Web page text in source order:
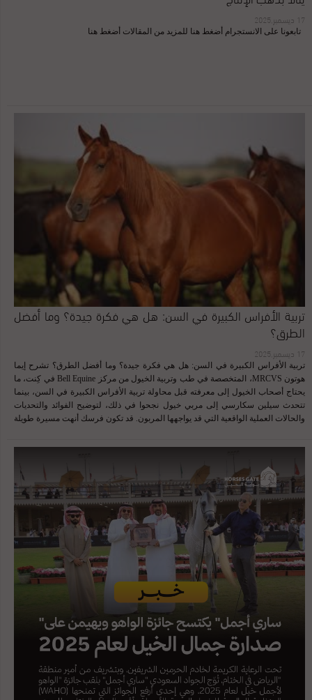
17 ديسمبر,2025
تابعونا على الانستجرام أضغط هنا للمزيد من المقالات أضغط هنا
تربية الأفراس الكبيرة في السن: هل هي فكرة جيدة؟ وما أفضل
الطرق؟
17 ديسمبر,2025
تربية الأفراس الكبيرة في السن: هل هي فكرة جيدة؟ وما أفضل الطرق؟ تشرح إيما
هوتون MRCVS، المتخصصة في طب وتربية الخيول من مركز Bell Equine في كِنت، ما
يحتاج أصحاب الخيول إلى معرفته قبل محاولة تربية الأفراس الكبيرة في السن، بينما
تتحدث سيلين سكارسي إلى مربي خيول نجحوا في ذلك، لتوضيح الفوائد والتحديات
والحالات العملية الواقعية التي قد يواجهها المربون. قد تكون فرسك أنهت مسيرة طويلة
الانشغال أو عدم القدرة المالية. لكن يبقى السؤال المهم: هل لا تزال الفرس في سنها
العُمر أو أكثر؟ تشير الأبحاث إلى أن الخصوبة لدى الأفراس تبلغ ذروتها عند عمر ستة أو
سبعة أعوام، ثم تبدأ بالانخفاض تدريجيًا مع كل سنة إضافية. وقد أثبتت عدة دراسات أن
نسب الحمل ونسب إتمام الولادة تنخفض بشكل ملحوظ بعد عمر 12–13 عامًا. ورغم أن
الأفراس نادرًا ما تمر بما يشبه “سن اليأس” لدى النساء، إلا أن الشيخوخة التناسلية
تظهر بوضوح، إذ يزداد الفاصل بين الدورات التناسلية، وتصبح البويضات أقل جودة. كما
تنخفض فرصة الحمل في الدورة الواحدة من 60% في الفرس السليمة الشابة إلى 20–
40% في الفرس الأكبر سنًا، حتى عند التزاوج ...